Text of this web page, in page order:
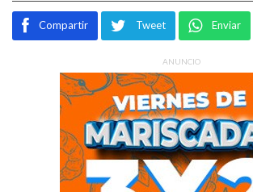
Compartir Tweet Enviar
ANUNCIO